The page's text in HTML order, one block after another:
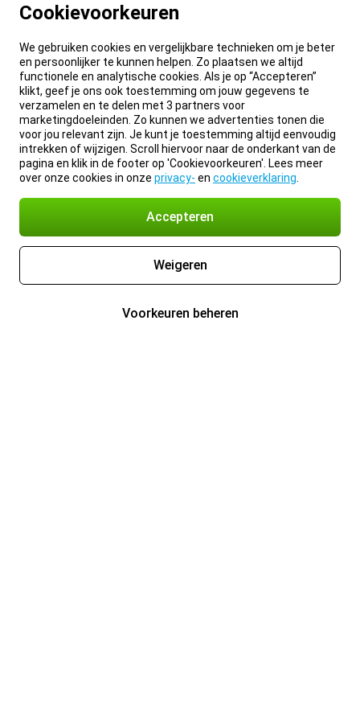
Cookievoorkeuren
We gebruiken cookies en vergelijkbare technieken om je beter
en persoonlijker te kunnen helpen. Zo plaatsen we altijd
functionele en analytische cookies. Als je op “Accepteren”
klikt, geef je ons ook toestemming om jouw gegevens te
verzamelen en te delen met 3 partners voor
marketingdoeleinden. Zo kunnen we advertenties tonen die
voor jou relevant zijn. Je kunt je toestemming altijd eenvoudig
intrekken of wijzigen. Scroll hiervoor naar de onderkant van de
pagina en klik in de footer op 'Cookievoorkeuren'. Lees meer
over onze cookies in onze privacy- en cookieverklaring
Accepteren
Weigeren
Voorkeuren beheren